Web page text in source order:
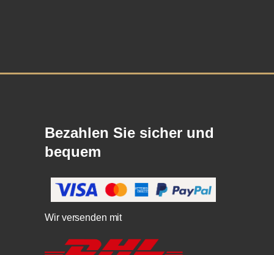
Bezahlen Sie sicher und
bequem
Wir versenden mit